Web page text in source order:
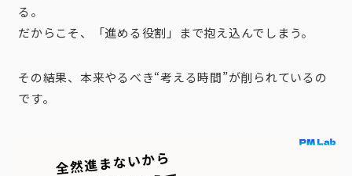
る。
だからこそ、「進める役割」まで抱え込んでしまう。
その結果、本来やるべき“考える時間”が削られているの
です。